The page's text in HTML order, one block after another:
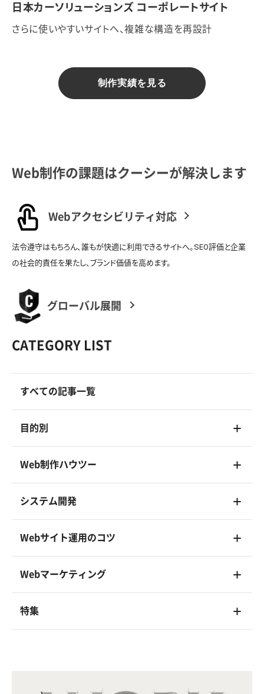
日本カーソリューションズ コーポレートサイト
さらに使いやすいサイトへ、複雑な構造を再設計
制作実績を見る
Web制作の課題はクーシーが解決します
Webアクセシビリティ対応
法令遵守はもちろん、誰もが快適に利用できるサイトへ。SEO評価と企業
の社会的責任を果たし、ブランド価値を高めます。
グローバル展開
CATEGORY LIST
すべての記事一覧
目的別
Web制作ハウツー
システム開発
Webサイト運用のコツ
Webマーケティング
特集